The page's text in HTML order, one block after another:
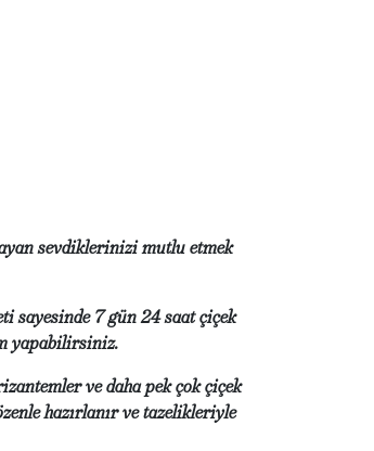
sevdiklerinizi mutlu etmek
sayesinde 7 gün 24 saat çiçek
yapabilirsiniz.
ve daha pek çok çiçek
hazırlanır ve tazelikleriyle